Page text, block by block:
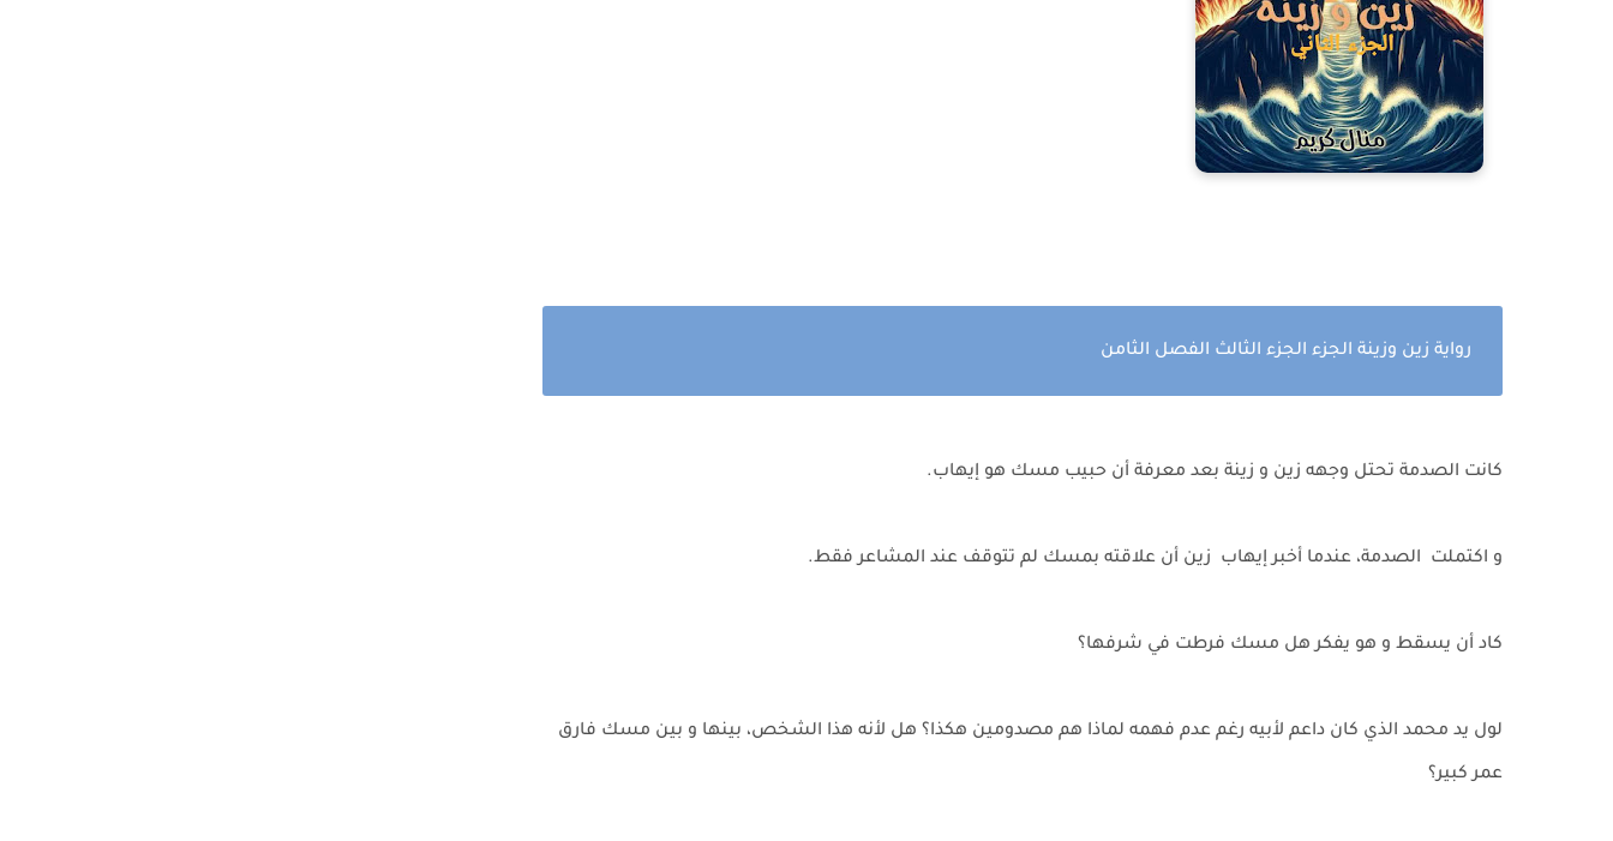
رواية زين وزينة الجزء الجزء الثالث الفصل الثامن
كانت الصدمة تحتل وجهه زين و زينة بعد معرفة أن حبيب مسك هو إيهاب.
و اكتملت الصدمة، عندما أخبر إيهاب زين أن علاقته بمسك لم تتوقف عند المشاعر فقط.
كاد أن يسقط و هو يفكر هل مسك فرطت في شرفها؟
لول يد محمد الذي كان داعم لأبيه رغم عدم فهمه لماذا هم مصدومين هكذا؟ هل لأنه هذا الشخص، بينها و بين مسك فارق
عمر كبير؟